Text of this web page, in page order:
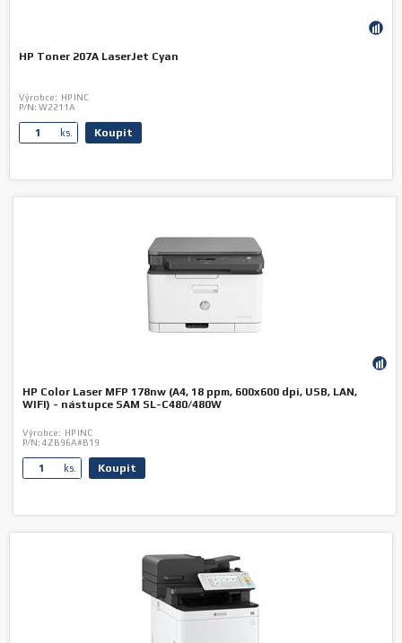
HP Toner 207A LaserJet Cyan
Výrobce: HP INC
P/N: W2211A
ks. Koupit
HP Color Laser MFP 178nw (A4, 18 ppm, 600x600 dpi, USB, LAN,
WIFI) - nástupce SAM SL-C480/480W
Výrobce: HP INC
P/N: 4ZB96A#B19
ks. Koupit